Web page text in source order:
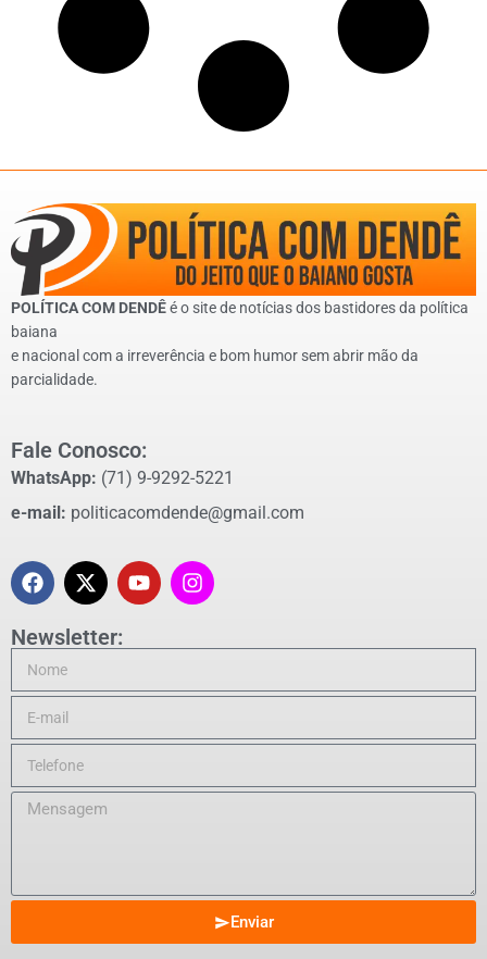
POLÍTICA COM DENDÊé o site de notícias dos bastidores da política
baiana
e nacional com a irreverência e bom humor sem abrir mão da
parcialidade.
Fale Conosco:
WhatsApp: (71) 9-9292-5221
e-mail: politicacomdende@gmail.com
Newsletter:
Enviar